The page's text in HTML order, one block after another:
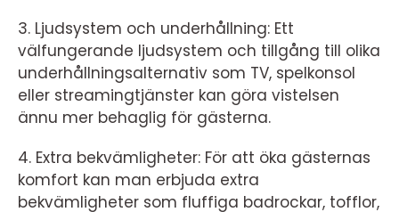
3. Ljudsystem och underhållning: Ett
välfungerande ljudsystem och tillgång till olika
underhållningsalternativ som TV, spelkonsol
eller streamingtjänster kan göra vistelsen
ännu mer behaglig för gästerna.
4. Extra bekvämligheter: För att öka gästernas
komfort kan man erbjuda extra
bekvämligheter som fluffiga badrockar, tofflor,